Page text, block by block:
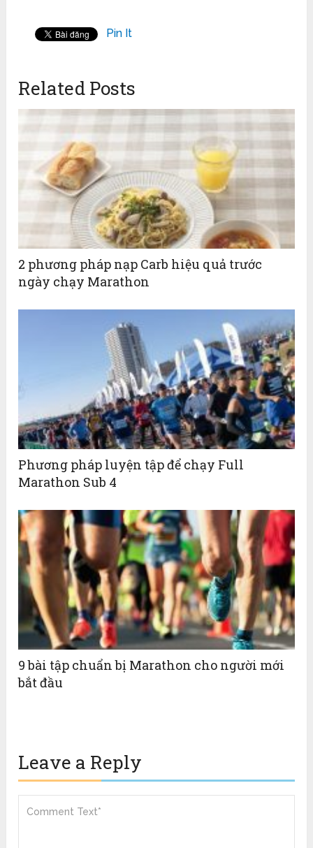
Pin It
Related Posts
2 phương pháp nạp Carb hiệu quả trước
ngày chạy Marathon
Phương pháp luyện tập để chạy Full
Marathon Sub 4
9 bài tập chuẩn bị Marathon cho người mới
bắt đầu
Leave a Reply